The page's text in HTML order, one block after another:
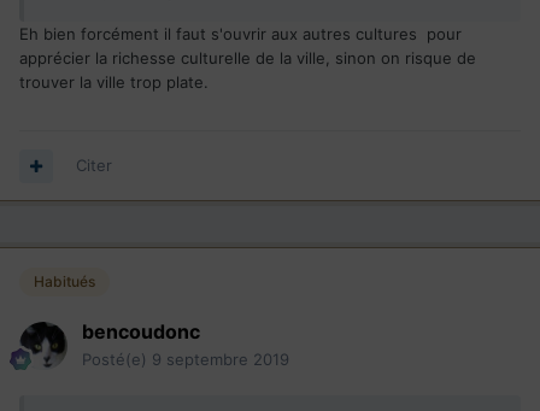
Eh bien forcément il faut s'ouvrir aux autres cultures pour
apprécier la richesse culturelle de la ville, sinon on risque de
trouver la ville trop plate.
Citer
Habitués
bencoudonc
Posté(e) 9 septembre 2019